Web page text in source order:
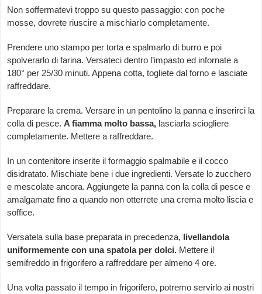
Non soffermatevi troppo su questo passaggio: con poche
mosse, dovrete riuscire a mischiarlo completamente.
Prendere uno stampo per torta e spalmarlo di burro e poi
spolverarlo di farina. Versateci dentro l’impasto ed infornate a
180° per 25/30 minuti. Appena cotta, togliete dal forno e lasciate
raffreddare.
Preparare la crema. Versare in un pentolino la panna e inserirci la
colla di pesce. A fiamma molto bassa, lasciarla sciogliere
completamente. Mettere a raffreddare.
In un contenitore inserite il formaggio spalmabile e il cocco
disidratato. Mischiate bene i due ingredienti. Versate lo zucchero
e mescolate ancora. Aggiungete la panna con la colla di pesce e
amalgamate fino a quando non otterrete una crema molto liscia e
soffice.
Versatela sulla base preparata in precedenza, livellandola
uniformemente con una spatola per dolci. Mettere il
semifreddo in frigorifero a raffreddare per almeno 4 ore.
Una volta passato il tempo in frigorifero, potremo servirlo ai nostri